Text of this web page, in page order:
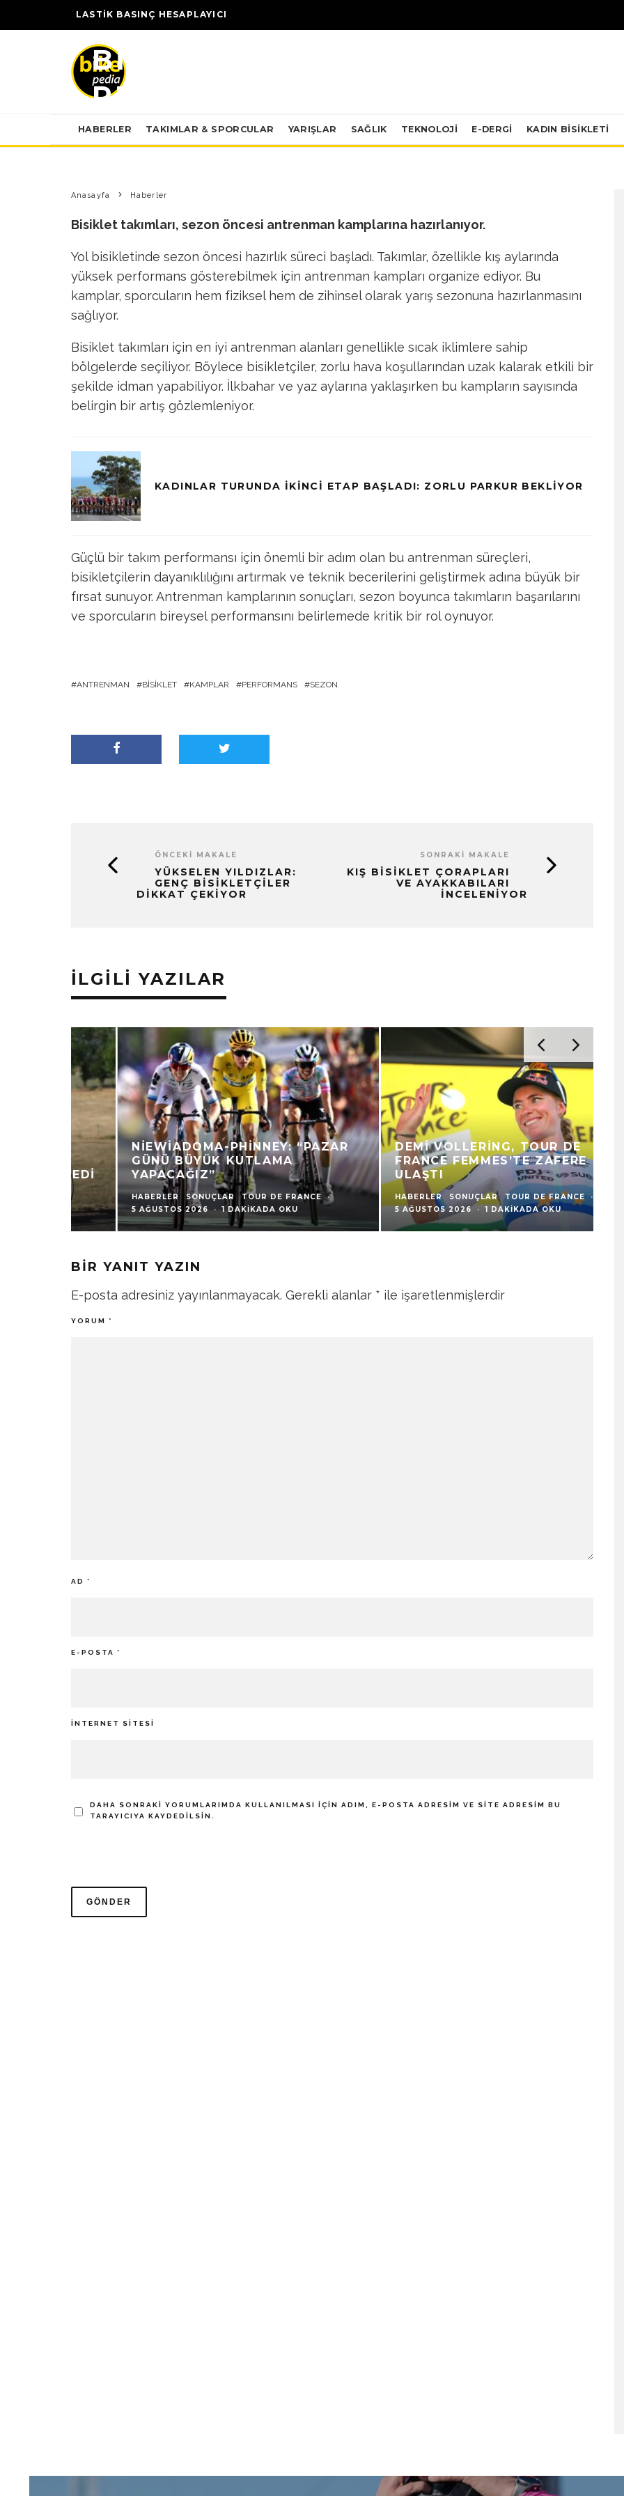
LASTİK BASINÇ HESAPLAYICI
HABERLER TAKIMLAR & SPORCULAR YARIŞLAR SAĞLIK TEKNOLOJI E-DERGİ KADIN BISIKLETI
ANTRENMAN KAMPLARI: YOL
BISIKLETÇILERI YÜKSEK
PERFORMANSA HAZIRLANIYOR
BIKE PEDIA · HABERLER · 23 ŞUBAT 2026 · 0 YORUM · 1 DAKIKADA OKU ·
Anasayfa Haberler
Bisiklet takımları, sezon öncesi antrenman kamplarına hazırlanıyor.
Yol bisikletinde sezon öncesi hazırlık süreci başladı. Takımlar, özellikle kış aylarında
yüksek performans gösterebilmek için antrenman kampları organize ediyor. Bu
kamplar, sporcuların hem fiziksel hem de zihinsel olarak yarış sezonuna hazırlanmasını
sağlıyor.
Bisiklet takımları için en iyi antrenman alanları genellikle sıcak iklimlere sahip
bölgelerde seçiliyor. Böylece bisikletçiler, zorlu hava koşullarından uzak kalarak etkili bir
şekilde idman yapabiliyor. İlkbahar ve yaz aylarına yaklaşırken bu kampların sayısında
belirgin bir artış gözlemleniyor.
KADINLAR TURUNDA İKINCI ETAP BAŞLADI: ZORLU PARKUR BEKLIYOR
Güçlü bir takım performansı için önemli bir adım olan bu antrenman süreçleri,
bisikletçilerin dayanıklılığını artırmak ve teknik becerilerini geliştirmek adına büyük bir
fırsat sunuyor. Antrenman kamplarının sonuçları, sezon boyunca takımların başarılarını
ve sporcuların bireysel performansını belirlemede kritik bir rol oynuyor.
ANTRENMAN BISIKLET KAMPLAR PERFORMANS SEZON
ÖNCEKI MAKALE
YÜKSELEN YILDIZLAR:
GENÇ BISIKLETÇILER
DIKKAT ÇEKIYOR
SONRAKI MAKALE
KIŞ BISIKLET ÇORAPLARI
VE AYAKKABILARI
İNCELENIYOR
İLGILI YAZILAR
NIEWIADOMA-PHINNEY: “PAZAR
GÜNÜ BÜYÜK KUTLAMA
YAPACAĞIZ”
HABERLER SONUÇLAR TOUR DE FRANCE
·
5 AĞUSTOS 2026
· 1 DAKIKADA OKU
DEMI VOLLERING, TOUR DE
FRANCE FEMMES’TE ZAFERE
ULAŞTI
SONUÇLAR TOUR DE FRANCE
·
5 AĞUSTOS 2026
· 1 DAKIKADA OKU
5
BIR YANIT YAZIN
E-posta adresiniz yayınlanmayacak. Gerekli alanlar * ile işaretlenmişlerdir
YORUM *
AD *
E-POSTA *
İNTERNET SITESI
DAHA SONRAKI YORUMLARIMDA KULLANILMASI IÇIN ADIM, E-POSTA ADRESIM VE SITE ADRESIM BU
TARAYICIYA KAYDEDILSIN.